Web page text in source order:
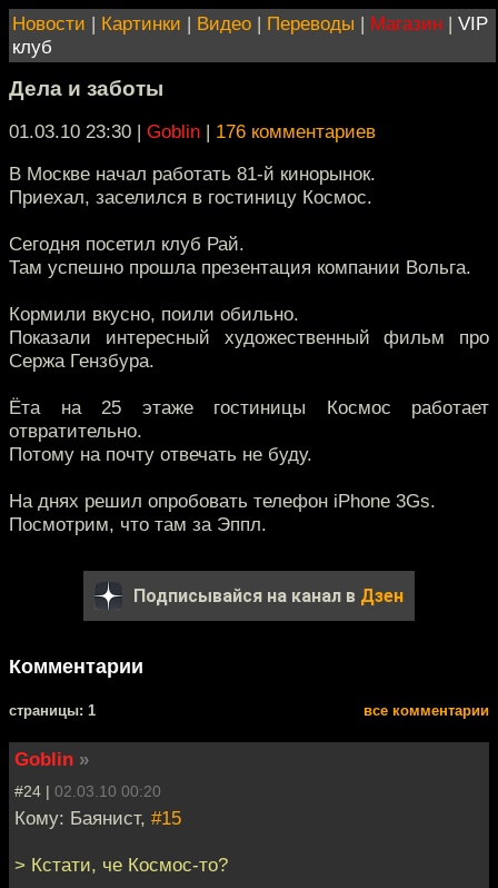
Новости | Картинки | Видео | Переводы | Магазин | VIP
клуб
Дела и заботы
01.03.10 23:30 | Goblin | 176 комментариев
В Москве начал работать 81-й кинорынок.
Приехал, заселился в гостиницу Космос.
Сегодня посетил клуб Рай.
Там успешно прошла презентация компании Вольга.
Кормили вкусно, поили обильно.
Показали интересный художественный фильм про
Сержа Гензбура.
Ёта на 25 этаже гостиницы Космос работает
отвратительно.
Потому на почту отвечать не буду.
На днях решил опробовать телефон iPhone 3Gs.
Посмотрим, что там за Эппл.
Подписывайся на канал в Дзен
Комментарии
cтраницы: 1 все комментарии
Goblin »
#24 | 02.03.10 00:20
Кому: Баянист, #15
> Кстати, че Космос-то?